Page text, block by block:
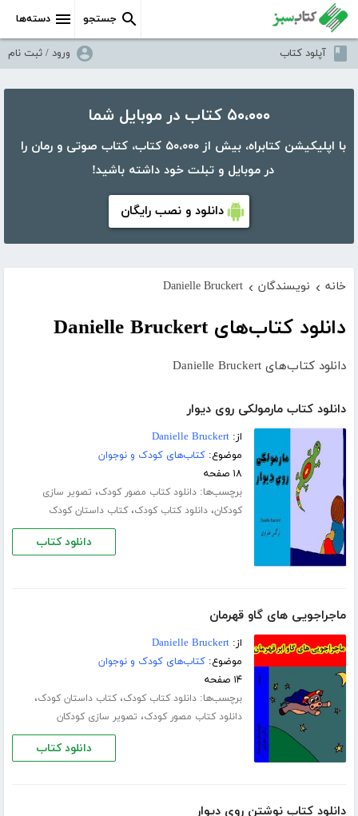
دسته‌ها جستجو
آپلود کتاب ورود / ثبت نام
۵۰،۰۰۰ کتاب در موبایل شما
با اپلیکیشن کتابراه، بیش از ۵۰،۰۰۰ کتاب، کتاب صوتی و رمان را
در موبایل و تبلت خود داشته باشید!
دانلود و نصب رایگان
خانه › نویسندگان ›
Danielle Bruckert
دانلود کتاب‌های Danielle Bruckert
دانلود کتاب‌های Danielle Bruckert
دانلود کتاب مارمولکی روی دیوار
از:Danielle Bruckert
موضوع:کتاب‌های کودک و نوجوان
۱۸ صفحه
برچسب‌ها:دانلود کتاب مصور کودک، تصویر سازی
کودکان،دانلود کتاب کودک،کتاب داستان کودک
دانلود کتاب
ماجراجویی های گاو قهرمان
از:Danielle Bruckert
موضوع:کتاب‌های کودک و نوجوان
۱۴ صفحه
برچسب‌ها:دانلود کتاب کودک،کتاب داستان کودک،
دانلود کتاب مصور کودک، تصویر سازی کودکان
دانلود کتاب
دانلود کتاب نوشتن روی دیوار